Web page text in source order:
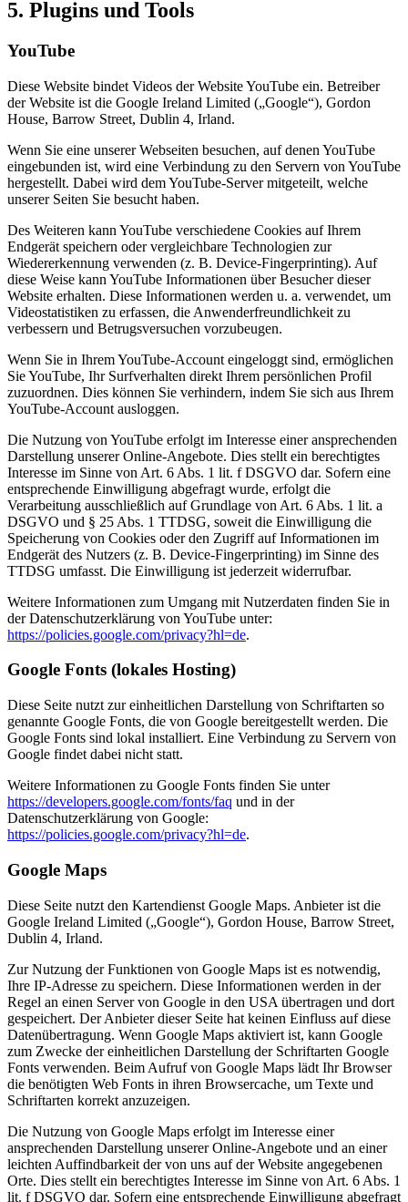
5. Plugins und Tools
YouTube
Diese Website bindet Videos der Website YouTube ein. Betreiber
der Website ist die Google Ireland Limited („Google“), Gordon
House, Barrow Street, Dublin 4, Irland.
Wenn Sie eine unserer Webseiten besuchen, auf denen YouTube
eingebunden ist, wird eine Verbindung zu den Servern von YouTube
hergestellt. Dabei wird dem YouTube-Server mitgeteilt, welche
unserer Seiten Sie besucht haben.
Des Weiteren kann YouTube verschiedene Cookies auf Ihrem
Endgerät speichern oder vergleichbare Technologien zur
Wiedererkennung verwenden (z. B. Device-Fingerprinting). Auf
diese Weise kann YouTube Informationen über Besucher dieser
Website erhalten. Diese Informationen werden u. a. verwendet, um
Videostatistiken zu erfassen, die Anwenderfreundlichkeit zu
verbessern und Betrugsversuchen vorzubeugen.
Wenn Sie in Ihrem YouTube-Account eingeloggt sind, ermöglichen
Sie YouTube, Ihr Surfverhalten direkt Ihrem persönlichen Profil
zuzuordnen. Dies können Sie verhindern, indem Sie sich aus Ihrem
YouTube-Account ausloggen.
Die Nutzung von YouTube erfolgt im Interesse einer ansprechenden
Darstellung unserer Online-Angebote. Dies stellt ein berechtigtes
Interesse im Sinne von Art. 6 Abs. 1 lit. f DSGVO dar. Sofern eine
entsprechende Einwilligung abgefragt wurde, erfolgt die
Verarbeitung ausschließlich auf Grundlage von Art. 6 Abs. 1 lit. a
DSGVO und § 25 Abs. 1 TTDSG, soweit die Einwilligung die
Speicherung von Cookies oder den Zugriff auf Informationen im
Endgerät des Nutzers (z. B. Device-Fingerprinting) im Sinne des
TTDSG umfasst. Die Einwilligung ist jederzeit widerrufbar.
Weitere Informationen zum Umgang mit Nutzerdaten finden Sie in
der Datenschutzerklärung von YouTube unter:
https://policies.google.com/privacy?hl=de.
Google Fonts (lokales Hosting)
Diese Seite nutzt zur einheitlichen Darstellung von Schriftarten so
genannte Google Fonts, die von Google bereitgestellt werden. Die
Google Fonts sind lokal installiert. Eine Verbindung zu Servern von
Google findet dabei nicht statt.
Weitere Informationen zu Google Fonts finden Sie unter
https://developers.google.com/fonts/faq und in der
Datenschutzerklärung von Google:
https://policies.google.com/privacy?hl=de.
Google Maps
Diese Seite nutzt den Kartendienst Google Maps. Anbieter ist die
Google Ireland Limited („Google“), Gordon House, Barrow Street,
Dublin 4, Irland.
Zur Nutzung der Funktionen von Google Maps ist es notwendig,
Ihre IP-Adresse zu speichern. Diese Informationen werden in der
Regel an einen Server von Google in den USA übertragen und dort
gespeichert. Der Anbieter dieser Seite hat keinen Einfluss auf diese
Datenübertragung. Wenn Google Maps aktiviert ist, kann Google
zum Zwecke der einheitlichen Darstellung der Schriftarten Google
Fonts verwenden. Beim Aufruf von Google Maps lädt Ihr Browser
die benötigten Web Fonts in ihren Browsercache, um Texte und
Schriftarten korrekt anzuzeigen.
Die Nutzung von Google Maps erfolgt im Interesse einer
ansprechenden Darstellung unserer Online-Angebote und an einer
leichten Auffindbarkeit der von uns auf der Website angegebenen
Orte. Dies stellt ein berechtigtes Interesse im Sinne von Art. 6 Abs. 1
lit. f DSGVO dar. Sofern eine entsprechende Einwilligung abgefragt